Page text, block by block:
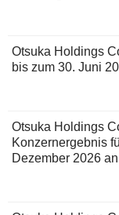
Otsuka Holdings
bis zum 30. Juni
Otsuka Holdings
Konzernergebnis
Dezember 2026 an